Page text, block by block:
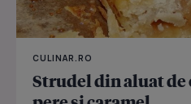
CULINAR.RO
Strudel din aluat de